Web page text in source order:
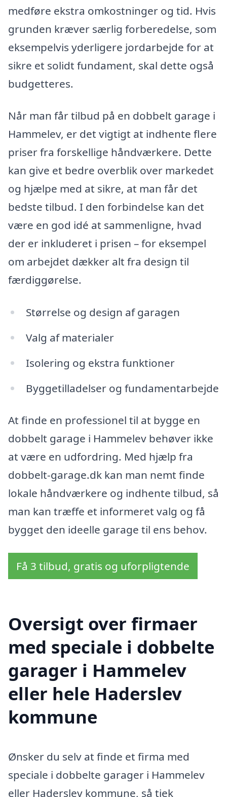
medføre ekstra omkostninger og tid. Hvis
grunden kræver særlig forberedelse, som
eksempelvis yderligere jordarbejde for at
sikre et solidt fundament, skal dette også
budgetteres.
Når man får tilbud på en dobbelt garage i
Hammelev, er det vigtigt at indhente flere
priser fra forskellige håndværkere. Dette
kan give et bedre overblik over markedet
og hjælpe med at sikre, at man får det
bedste tilbud. I den forbindelse kan det
være en god idé at sammenligne, hvad
der er inkluderet i prisen – for eksempel
om arbejdet dækker alt fra design til
færdiggørelse.
Størrelse og design af garagen
Valg af materialer
Isolering og ekstra funktioner
Byggetilladelser og fundamentarbejde
At finde en professionel til at bygge en
dobbelt garage i Hammelev behøver ikke
at være en udfordring. Med hjælp fra
dobbelt-garage.dk kan man nemt finde
lokale håndværkere og indhente tilbud, så
man kan træffe et informeret valg og få
bygget den ideelle garage til ens behov.
Få 3 tilbud, gratis og uforpligtende
Oversigt over firmaer
med speciale i dobbelte
garager i Hammelev
eller hele Haderslev
kommune
Ønsker du selv at finde et firma med
speciale i dobbelte garager i Hammelev
eller Haderslev kommune, så tjek